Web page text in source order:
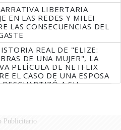
LIBERTARIA
EN LAS REDES Y MILEI
LAS CONSECUENCIAS DEL
REAL DE "ELIZE:
DE UNA MUJER", LA
PELÍCULA DE NETFLIX
EL CASO DE UNA ESPOSA
A SU
Publicitario